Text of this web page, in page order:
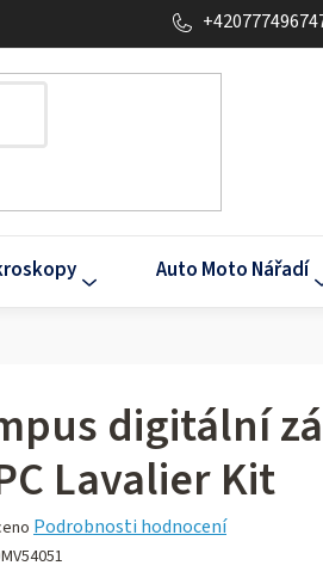
Auto Moto Nářadí
digitální
Lavalier Kit
Podrobnosti hodnocení